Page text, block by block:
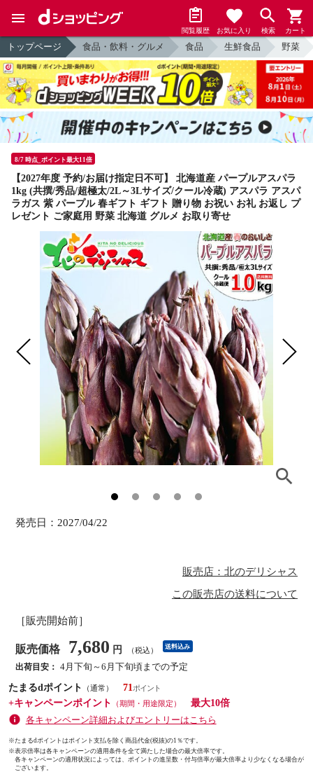
閲覧履歴 お気に入り 検索 カート
トップページ 食品・飲料・グルメ 食品 生鮮食品 野菜
8/7 時点_ポイント最大11倍
【2027年度 予約/お届け指定日不可】 北海道産 パープルアスパラ
1kg (共撰/秀品/超極太/2L～3Lサイズ/クール冷蔵) アスパラ アスパ
ラガス 紫 パープル 春ギフト ギフト 贈り物 お祝い お礼 お返し プ
レゼント ご家庭用 野菜 北海道 グルメ お取り寄せ
発売日： 2027/04/22
販売店：北のデリシャス
この販売店の送料について
［販売開始前］
販売価格 7,680 円 （税込） 送料込み
出荷目安： 4月下旬～6月下旬頃までの予定
たまるdポイント
（通常）
71
+キャンペーンポイント
（期間・用途限定）
最大10倍
各キャンペーン詳細およびエントリーはこちら
※たまるdポイントはポイント支払を除く商品代金(税抜)の1％です。
※表示倍率は各キャンペーンの適用条件を全て満たした場合の最大倍率です。
各キャンペーンの適用状況によっては、ポイントの進呈数・付与倍率が最大倍率より少なくなる場合が
ございます。